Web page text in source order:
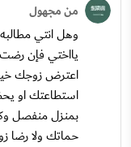
من مجهول
وهل انتي
يااختي فإن
اعترض زوجك
استطاعتك او
بمنزل منفصل
حماتك ولا رضا